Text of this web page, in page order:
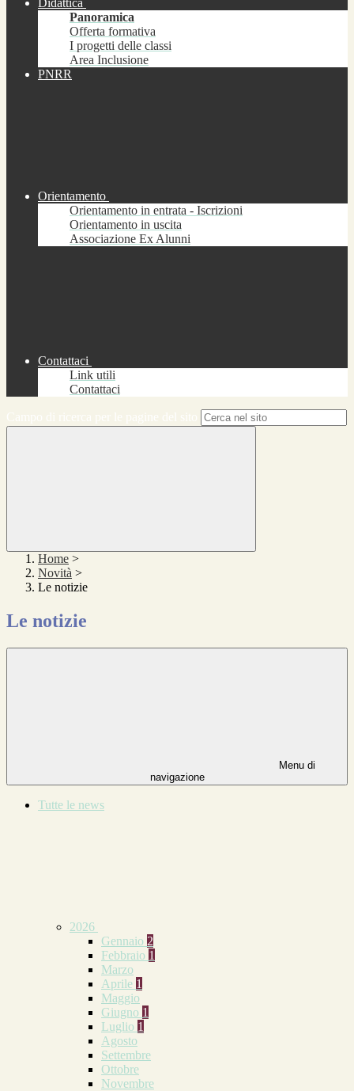
Didattica
Panoramica
Offerta formativa
I progetti delle classi
Area Inclusione
PNRR
Orientamento
Orientamento in entrata - Iscrizioni
Orientamento in uscita
Associazione Ex Alunni
Contattaci
Link utili
Contattaci
Home >
Novità >
Le notizie
Le notizie
Menu di
navigazione
Tutte le news
2026
Gennaio 2
Febbraio 1
Marzo
Aprile 1
Maggio
Giugno 1
Luglio 1
Agosto
Settembre
Ottobre
Novembre